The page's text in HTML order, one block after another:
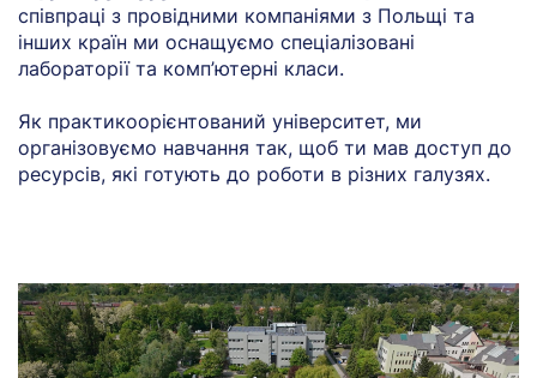
співпраці з провідними компаніями з Польщі та
інших країн ми оснащуємо спеціалізовані
лабораторії та комп’ютерні класи.
Як практикоорієнтований університет, ми
організовуємо навчання так, щоб ти мав доступ до
ресурсів, які готують до роботи в різних галузях.